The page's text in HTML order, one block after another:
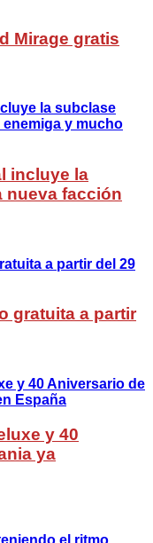
Mirage gratis
incluye la
nueva facción
gratuita a partir
y 40
ya